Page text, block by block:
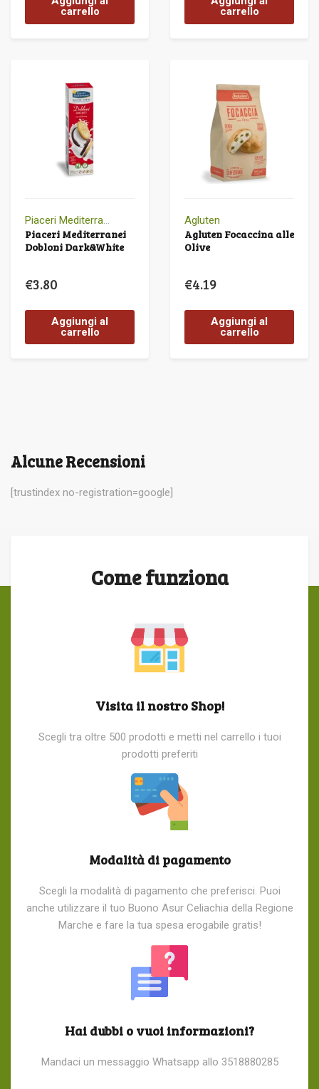
carrello
carrello
Piaceri Mediterranei
Dobloni Dark&White
€3.80
Aggiungi al
carrello
Agluten
Agluten Focaccina alle
Olive
€4.19
Aggiungi al
carrello
Alcune Recensioni
[trustindex no-registration=google]
Come funziona
Visita il nostro Shop!
Scegli tra oltre 500 prodotti e metti nel carrello i tuoi
prodotti preferiti
Modalità di pagamento
Scegli la modalità di pagamento che preferisci. Puoi
anche utilizzare il tuo Buono Asur Celiachia della Regione
Marche e fare la tua spesa erogabile gratis!
Hai dubbi o vuoi informazioni?
Mandaci un messaggio Whatsapp allo 3518880285